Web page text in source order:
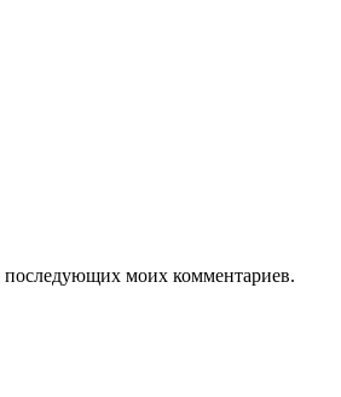
последующих моих комментариев.